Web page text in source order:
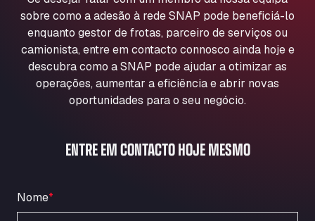
Aqua Ariva GmbH
Marie-Curie-Straße 24, 68219
Aral Autohof Bockel
An der Autobahn 1, 27404
ARAL Autohof Bockenem
Oppelner Str. 1, 31167
Nellinger Str. 24, 89188
ARAL Autohof Preis
ARAL Tankstelle - XXL Truckwash.de
GmbH
sobre como a adesão à rede SNAP pode beneficiá-lo
enquanto gestor de frotas, parceiro de serviços ou
camionista, entre em contacto connosco ainda hoje e
descubra como a SNAP pode ajudar a otimizar as
operações, aumentar a eficiência e abrir novas
oportunidades para o seu negócio.
ENTRE EM CONTACTO HOJE MESMO
Nome*